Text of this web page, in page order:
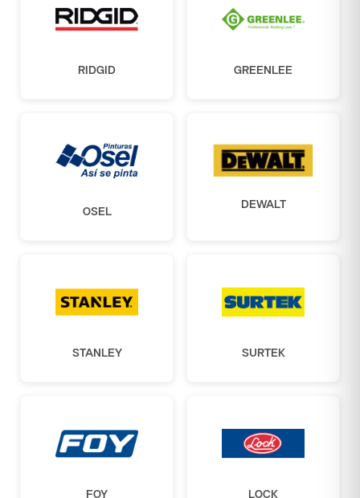
RIDGID GREENLEE
OSEL
DEWALT
STANLEY SURTEK
FOY LOCK